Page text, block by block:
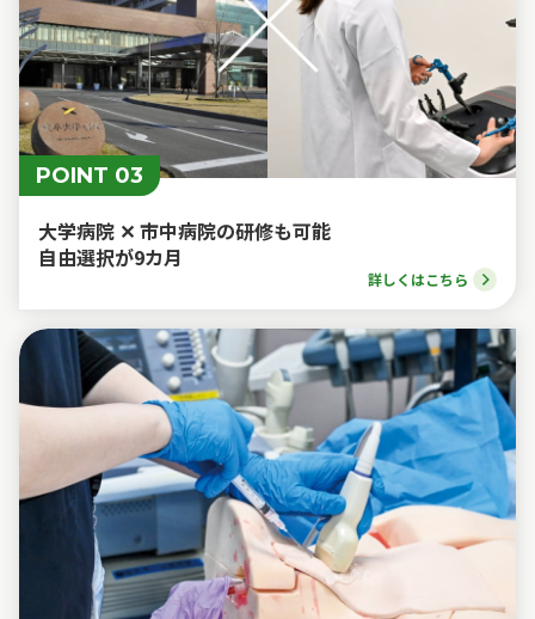
POINT 03
大学病院 ✕ 市中病院の研修も可能
自由選択が9カ月
詳しくはこちら